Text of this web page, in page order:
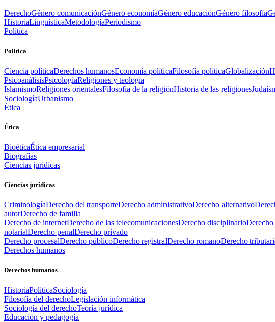
DerechoGénero comunicaciónGénero economíaGénero educaciónGénero filosofía
HistoriaLinguísticaMetodologíaPeriodismo
Política
Política
Ciencia políticaDerechos humanosEconomía políticaFilosofía políticaGlobalización
PsicoanálisisPsicologíaReligiones y teología
IslamismoReligiones orientalesFilosofia de la religiónHistoria de las religiones
SociologíaUrbanismo
Ética
Ética
BioéticaÉtica empresarial
Biografías
Ciencias jurídicas
Ciencias jurídicas
CriminologíaDerecho del transporteDerecho administrativoDerecho alternativo
autorDerecho de familia
Derecho de internetDerecho de las telecomunicacionesDerecho disciplinario
notarialDerecho penalDerecho privado
Derecho procesalDerecho públicoDerecho registralDerecho romanoDerecho
Derechos humanos
Derechos humanos
HistoriaPolíticaSociología
Filosofía del derechoLegislación informática
Sociología del derechoTeoría jurídica
Educación y pedagogía